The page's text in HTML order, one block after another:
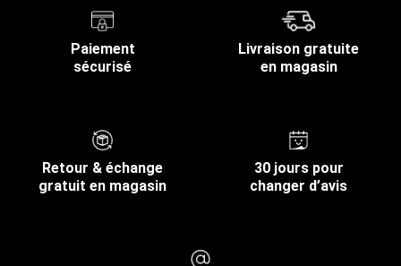
Paiement
sécurisé
Livraison gratuite
en magasin
Retour & échange
gratuit en magasin
30 jours pour
changer d’avis